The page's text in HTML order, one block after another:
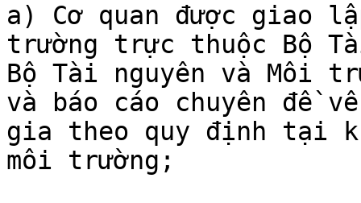
a) Cơ quan được giao
trường trực thuộc Bộ
Bộ Tài nguyên và Môi
và báo cáo chuyên đề
gia theo quy định tại
môi trường;